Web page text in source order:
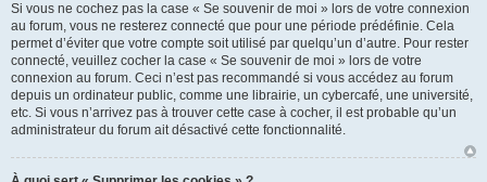
Si vous ne cochez pas la case « Se souvenir de moi » lors de votre connexion
au forum, vous ne resterez connecté que pour une période prédéfinie. Cela
permet d’éviter que votre compte soit utilisé par quelqu’un d’autre. Pour rester
connecté, veuillez cocher la case « Se souvenir de moi » lors de votre
connexion au forum. Ceci n’est pas recommandé si vous accédez au forum
depuis un ordinateur public, comme une librairie, un cybercafé, une université,
etc. Si vous n’arrivez pas à trouver cette case à cocher, il est probable qu’un
administrateur du forum ait désactivé cette fonctionnalité.